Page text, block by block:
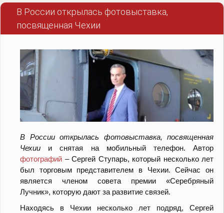
В России открылась фотовыставка,
посвященная Чехии
В России открылась фотовыставка, посвященная
Чехии и снятая на мобильный телефон. Автор
фотографий – Сергей Ступарь, который несколько лет
был торговым представителем в Чехии. Сейчас он
является членом совета премии «Серебряный
Лучник», которую дают за развитие связей.
Находясь в Чехии несколько лет подряд, Сергей